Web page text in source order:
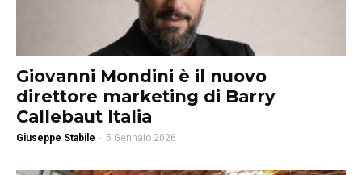
Giovanni Mondini è il nuovo
direttore marketing di Barry
Callebaut Italia
Giuseppe Stabile - 5 Gennaio 2026